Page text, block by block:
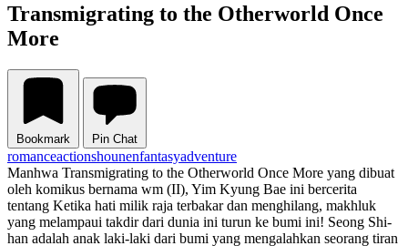
Transmigrating to the Otherworld Once
More
Bookmark Pin Chat
romanceactionshounenfantasyadventure
Manhwa Transmigrating to the Otherworld Once More yang dibuat
oleh komikus bernama wm (II), Yim Kyung Bae ini bercerita
tentang Ketika hati milik raja terbakar dan menghilang, makhluk
yang melampaui takdir dari dunia ini turun ke bumi ini! Seong Shi-
han adalah anak laki-laki dari bumi yang mengalahkan seorang tiran